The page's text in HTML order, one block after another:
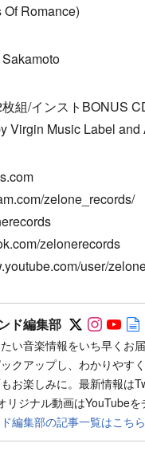
Romance)
組/インストBONUS
Virgin Music Label and
zelone_records/
zelonerecords
user/
ド編集部 Follow
い音楽情報をいち早くお
クアップし、わかりやす
お楽しみに。最新情報は
リジナル動画はYouTubeを
編集部の記事一覧はこちら